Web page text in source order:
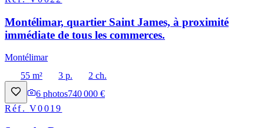
Montélimar, quartier Saint James, à proximité
immédiate de tous les commerces.
Montélimar
55 m²
3 p.
2 ch.
6 photos740 000 €
Réf.V0019